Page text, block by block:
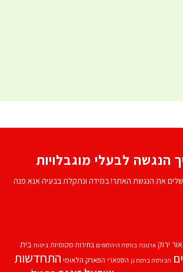
הנגשה לבעלי מוגבלויות
את הנגשת האתר! במידה ונתקלת בבעיה אנא פנה
אור ירוק ארנונה בורסת היהלומים בחירות מקומיות ביטוח בית
הבורסה ברמת גן הספארי הפארק הלאומי התחדשות